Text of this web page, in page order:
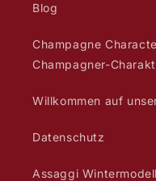
Blog
Champagne
Champagner-
Willkommen auf
Datenschutz
Assaggi Wintermodell